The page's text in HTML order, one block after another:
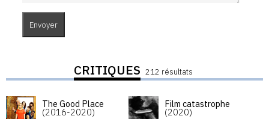
CRITIQUES 212 résultats
The Good Place
(2016-2020)
Film catastrophe
(2020)